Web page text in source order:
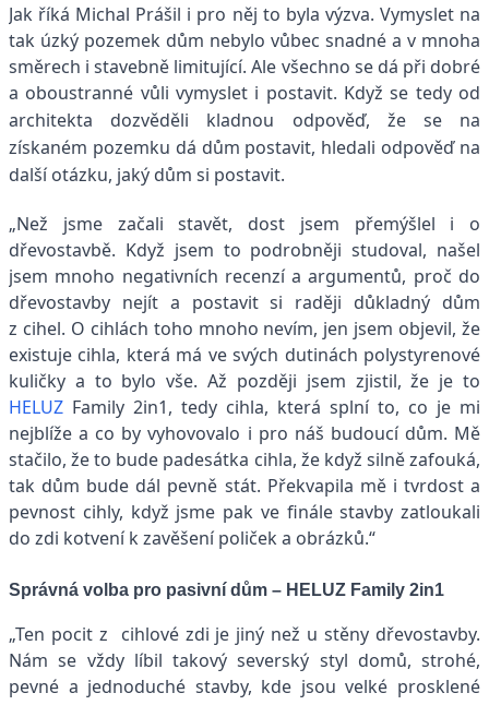
Jak říká Michal Prášil i pro něj to byla výzva. Vymyslet na
tak úzký pozemek dům nebylo vůbec snadné a v mnoha
směrech i stavebně limitující. Ale všechno se dá při dobré
a oboustranné vůli vymyslet i postavit. Když se tedy od
architekta dozvěděli kladnou odpověď, že se na
získaném pozemku dá dům postavit, hledali odpověď na
další otázku, jaký dům si postavit.
„Než jsme začali stavět, dost jsem přemýšlel i o
dřevostavbě. Když jsem to podrobněji studoval, našel
jsem mnoho negativních recenzí a argumentů, proč do
dřevostavby nejít a postavit si raději důkladný dům
z cihel. O cihlách toho mnoho nevím, jen jsem objevil, že
existuje cihla, která má ve svých dutinách polystyrenové
kuličky a to bylo vše. Až později jsem zjistil, že je to
HELUZ Family 2in1, tedy cihla, která splní to, co je mi
nejblíže a co by vyhovovalo i pro náš budoucí dům. Mě
stačilo, že to bude padesátka cihla, že když silně zafouká,
tak dům bude dál pevně stát. Překvapila mě i tvrdost a
pevnost cihly, když jsme pak ve finále stavby zatloukali
do zdi kotvení k zavěšení poliček a obrázků.“
Správná volba pro pasivní dům – HELUZ Family 2in1
„Ten pocit z cihlové zdi je jiný než u stěny dřevostavby.
Nám se vždy líbil takový severský styl domů, strohé,
pevné a jednoduché stavby, kde jsou velké prosklené